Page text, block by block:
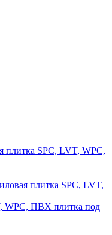
плитка SPC, LVT, WPC,
плитка SPC, LVT,
WPC, ПВХ плитка под